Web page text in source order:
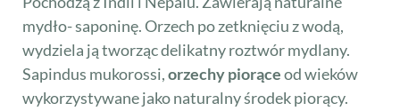
mydło- saponinę. Orzech po zetknięciu z wodą,
wydziela ją tworząc delikatny roztwór mydlany.
Sapindus mukorossi,orzechy piorąceod wieków
wykorzystywane jako naturalny środek piorący.